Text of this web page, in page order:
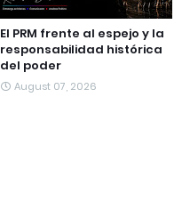
El PRM frente al espejo y la
responsabilidad histórica
del poder
August 07, 2026